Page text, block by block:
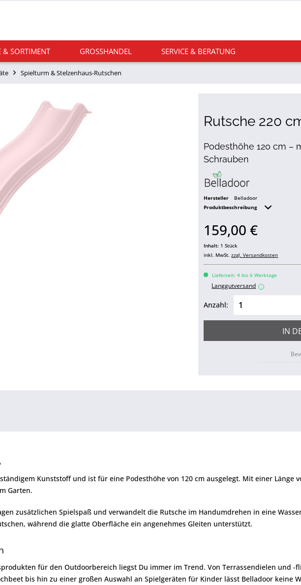
& SORTIMENT GROSSHANDEL SERVICE & BERATUNG
Spielturm & Stelzenhaus-Rutschen
Rutsche 220
Podesthöhe 120 cm –
Schrauben
Hersteller
Belladoor
Produktbeschreibung
159,00 €
Inhalt: 1 Stück
inkl. MwSt.zzgl. Versandkosten
Lieferzeit: 4 bis 6 Werktage
Langgutversand i
Anzahl:
IN
Kunststoff und ist für eine Podesthöhe von 120 cm ausgelegt. Mit einer Länge
Garten.
zusätzlichen Spielspaß und verwandelt die Rutsche im Handumdrehen in eine
während die glatte Oberfläche ein angenehmes Gleiten unterstützt.
für den Outdoorbereich liegst Du immer im Trend. Von Terrassendielen und -
bis hin zu einer großen Auswahl an Spielgeräten für Kinder lässt Belladoor keine